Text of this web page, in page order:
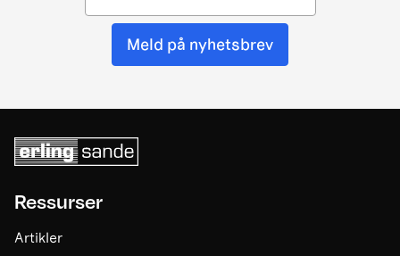
Meld på nyhetsbrev
Ressurser
Artikler